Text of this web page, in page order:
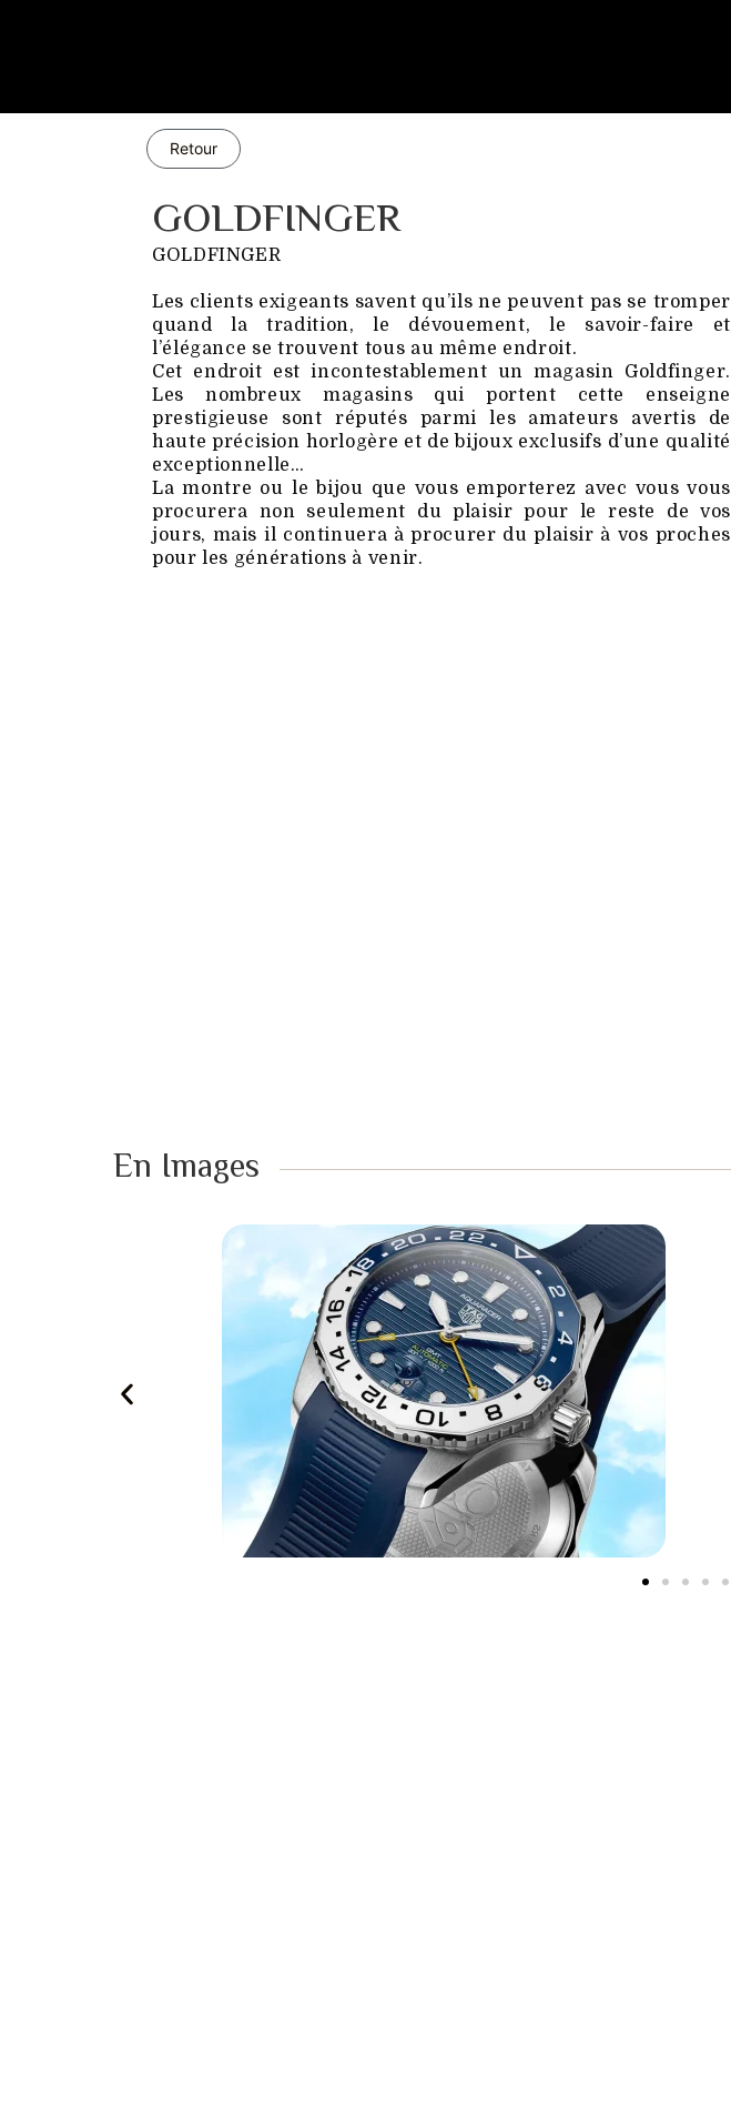
Retour
GOLDFINGER
GOLDFINGER
Les clients exigeants savent qu’ils ne peuvent pas se tromper
quand la tradition, le dévouement, le savoir-faire et
l’élégance se trouvent tous au même endroit.
Cet endroit est incontestablement un magasin Goldfinger.
Les nombreux magasins qui portent cette enseigne
prestigieuse sont réputés parmi les amateurs avertis de
haute précision horlogère et de bijoux exclusifs d’une qualité
exceptionnelle…
La montre ou le bijou que vous emporterez avec vous vous
procurera non seulement du plaisir pour le reste de vos
jours, mais il continuera à procurer du plaisir à vos proches
pour les générations à venir.
En Images ​